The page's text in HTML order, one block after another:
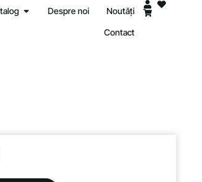
Despre noi Noutăți
Contact